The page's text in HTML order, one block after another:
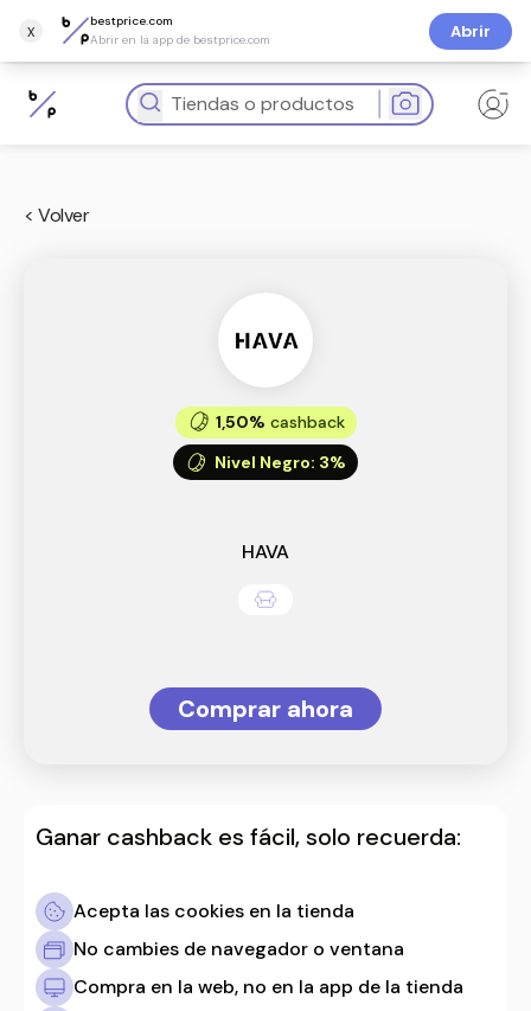
x
bestprice.com
Abrir en la app de bestprice.com
Abrir
< Volver
1,50% cashback
Nivel Negro: 3%
HAVA
Comprar ahora
Ganar cashback es fácil, solo recuerda:
Acepta las cookies en la tienda
No cambies de navegador o ventana
Compra en la web, no en la app de la tienda